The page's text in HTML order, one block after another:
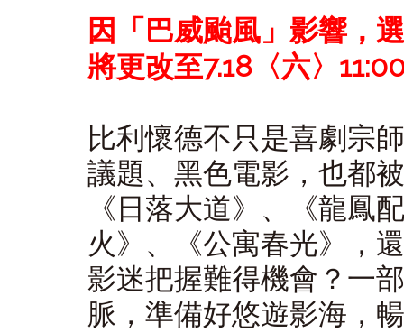
因「巴威颱風」影響，
將更改至7.18〈六〉
比利懷德不只是喜劇宗
議題、黑色電影，也都
《日落大道》、《龍鳳
火》、《公寓春光》，
影迷把握難得機會？一
脈，準備好悠遊影海，